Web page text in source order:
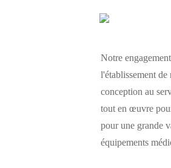
Notre
l'établissement
conception au
tout en œuvre
pour une grande
équipements